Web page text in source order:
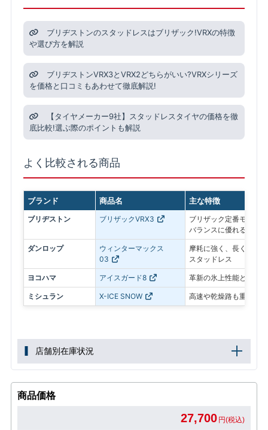
ブリヂストンのスタッドレスはブリザック!VRXの特徴
や選び方を解説
ブリヂストンVRX3とVRX2どちらがいい?VRXシリーズ
を価格と口コミもあわせて徹底解説!
【タイヤメーカー9社】スタッドレスタイヤの価格を徹
底比較!選ぶ際のポイントも解説
よく比較される商品
ブランド 商品名 主な特徴
ブリヂストン ブリザックVRX3
ブリザック定番モデル
バランスに優れる
ダンロップ
ウィンターマックス
03
摩耗に強く、長く使い
スタッドレス
ヨコハマ アイスガード8 革新の氷上性能と静粛
ミシュラン X-ICE SNOW 高速や乾燥路も重視し
店舗別在庫状況
商品価格
27,700 円(税込)